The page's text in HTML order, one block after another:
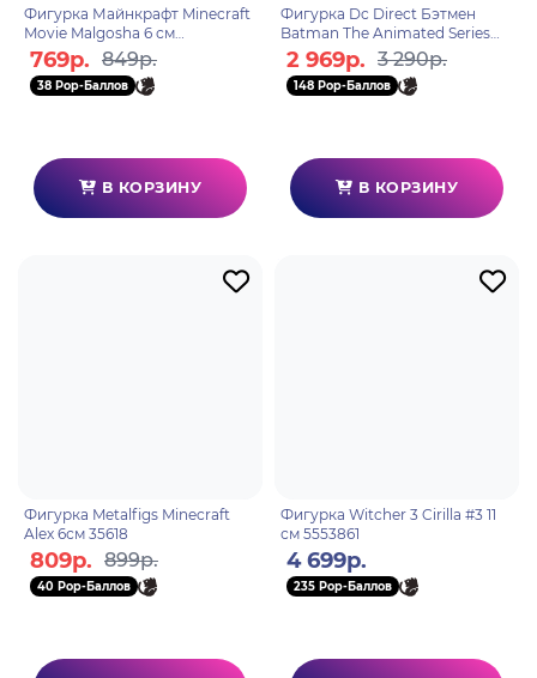
Фигурка Майнкрафт Minecraft
Movie Malgosha 6 см
2100901232741
769р. 849р.
38 Pop-Баллов
В КОРЗИНУ
Фигурка Dc Direct Бэтмен
Batman The Animated Series
Build-A 15см
2 969р. 3 290р.
148 Pop-Баллов
В КОРЗИНУ
Фигурка Metalfigs Minecraft
Alex 6см 35618
809р. 899р.
40 Pop-Баллов
Фигурка Witcher 3 Cirilla #3 11
см 5553861
4 699р.
235 Pop-Баллов